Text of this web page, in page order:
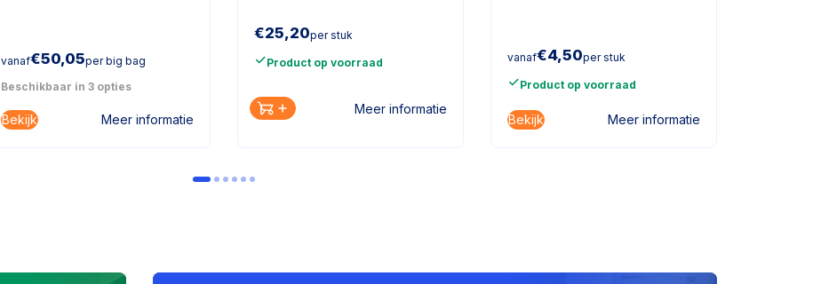
vanaf€50,05per big bag
Beschikbaar in 3 opties
Bekijk Meer informatie
€25,20per stuk
Product op voorraad
Meer informatie
vanaf€4,50per stuk
Product op voorraad
Bekijk Meer informatie